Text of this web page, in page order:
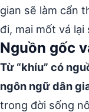
gian sẽ làm cẩn
đi, mai mốt vá lại
Nguồn gốc
Từ “khíu” có
ngôn ngữ dân
trong đời sống